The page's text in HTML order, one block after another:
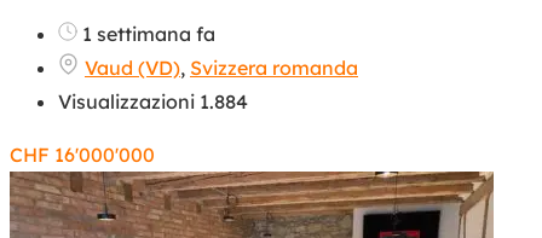
1 settimana fa
Vaud (VD), Svizzera romanda
Visualizzazioni 1.884
CHF 16'000'000